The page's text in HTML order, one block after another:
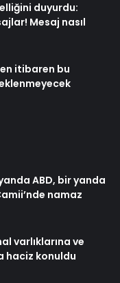
duyurdu:
Mesaj nasıl
itibaren bu
ABD, bir yanda
namaz
varlıklarına ve
haciz konuldu